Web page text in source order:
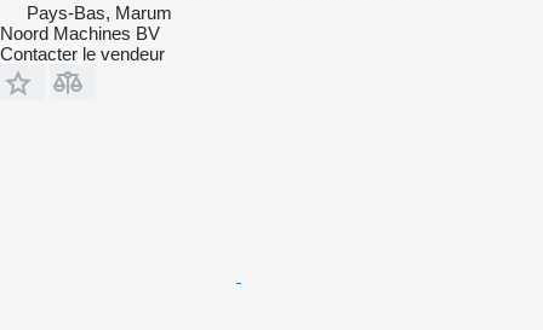
Pays-Bas, Marum
Noord Machines BV
Contacter le vendeur